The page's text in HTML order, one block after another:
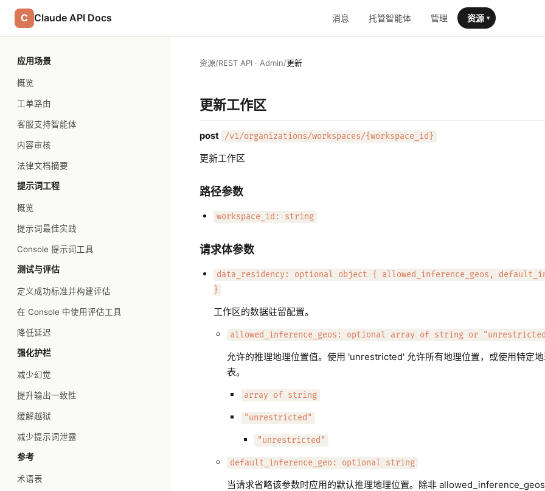
C Claude API Docs 消息 托管智能体 管理 资源 ▾
应用场景
概览
工单路由
客服支持智能体
内容审核
法律文档摘要
提示词工程
概览
提示词最佳实践
Console 提示词工具
测试与评估
定义成功标准并构建评估
在 Console 中使用评估工具
降低延迟
强化护栏
减少幻觉
提升输出一致性
缓解越狱
减少提示词泄露
参考
术语表
资源/REST API · Admin/更新
更新工作区
post /v1/organizations/workspaces/{workspace_id}
更新工作区
路径参数
workspace_id: string
请求体参数
data_residency: optional object { allowed_inference_geos,
}
工作区的数据驻留配置。
allowed_inference_geos: optional array of string or
允许的推理地理位置值。使用 'unrestricted' 允许所有地理位置，或使用特定
表。
array of string
"unrestricted"
"unrestricted"
default_inference_geo: optional string
当请求省略该参数时应用的默认推理地理位置。除非